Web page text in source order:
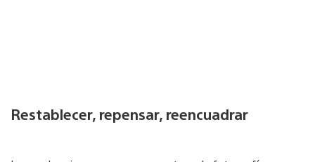
Restablecer, repensar, reencuadrar